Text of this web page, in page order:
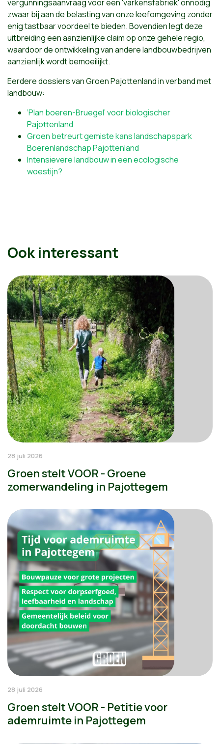
vergunningsaanvraag voor een 'varkensfabriek' onnodig
zwaar bij aan de belasting van onze leefomgeving zonder
enig tastbaar voordeel te bieden. Bovendien legt deze
uitbreiding een aanzienlijke claim op onze gehele regio,
waardoor de ontwikkeling van andere landbouwbedrijven
aanzienlijk wordt bemoeilijkt.
Eerdere dossiers van Groen Pajottenland in verband met
landbouw:
‘Plan boeren-Bruegel’ voor biologischer
Pajottenland
Groen betreurt gemiste kans landschapspark
Boerenlandschap Pajottenland
Intensievere landbouw in een ecologische
woestijn?
Ook interessant
28 juli 2026
Groen stelt VOOR - Groene
zomerwandeling in Pajottegem
28 juli 2026
Groen stelt VOOR - Petitie voor
ademruimte in Pajottegem